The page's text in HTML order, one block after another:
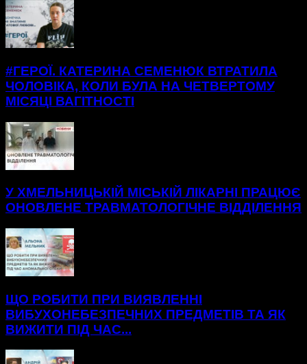
#ГЕРОЇ. КАТЕРИНА СЕМЕНЮК ВТРАТИЛА
ЧОЛОВІКА, КОЛИ БУЛА НА ЧЕТВЕРТОМУ
МІСЯЦІ ВАГІТНОСТІ
У ХМЕЛЬНИЦЬКІЙ МІСЬКІЙ ЛІКАРНІ ПРАЦЮЄ
ОНОВЛЕНЕ ТРАВМАТОЛОГІЧНЕ ВІДДІЛЕННЯ
ЩО РОБИТИ ПРИ ВИЯВЛЕННІ
ВИБУХОНЕБЕЗПЕЧНИХ ПРЕДМЕТІВ ТА ЯК
ВИЖИТИ ПІД ЧАС...